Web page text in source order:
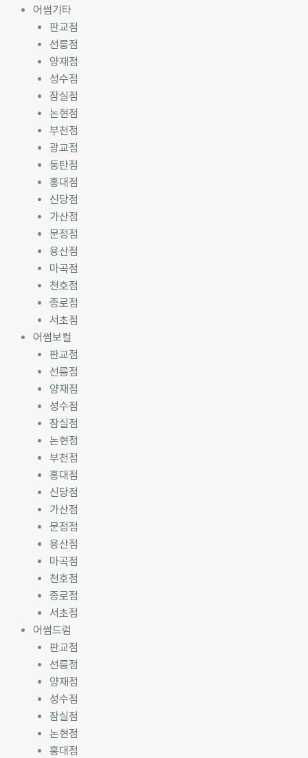
어썸기타
판교점
선릉점
양재점
성수점
잠실점
논현점
부천점
광교점
동탄점
홍대점
신당점
가산점
문정점
용산점
마곡점
천호점
종로점
서초점
어썸보컬
판교점
선릉점
양재점
성수점
잠실점
논현점
부천점
홍대점
신당점
가산점
문정점
용산점
마곡점
천호점
종로점
서초점
어썸드럼
판교점
선릉점
양재점
성수점
잠실점
논현점
홍대점